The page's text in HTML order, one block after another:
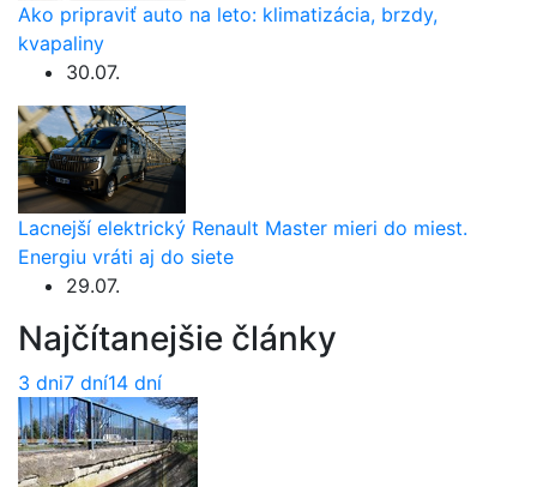
Ako pripraviť auto na leto: klimatizácia, brzdy,
kvapaliny
30.07.
Lacnejší elektrický Renault Master mieri do miest.
Energiu vráti aj do siete
29.07.
Najčítanejšie články
3 dni7 dní14 dní